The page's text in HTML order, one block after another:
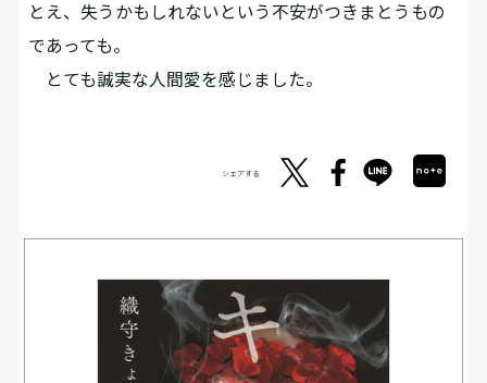
とえ、失うかもしれないという不安がつきまとうもの
であっても。
とても誠実な人間愛を感じました。
シェアする